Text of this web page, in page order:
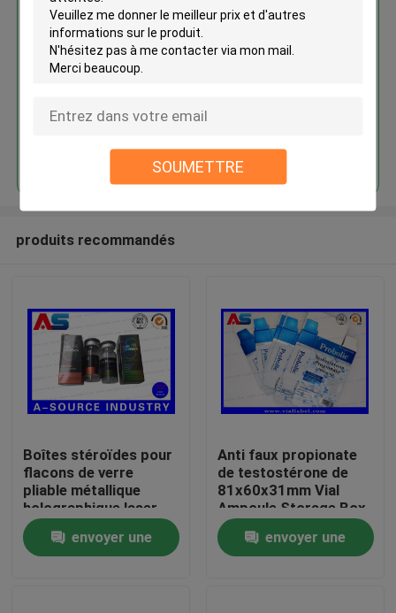
SOUMETTRE
Maison
Produits
Étiquettes d'emballage
pharmaceutique de marque pour
boîtes Impression CMYK
Continuer
produits recommandés
Boîtes stéroïdes pour
flacons de verre
pliable métallique
holographique laser
Étiquette des boîtes
pharmaceutiques
envoyer une
Anti faux propionate
de testostérone de
81x60x31mm Vial
Ampoule Storage Box
For 1ml
envoyer une